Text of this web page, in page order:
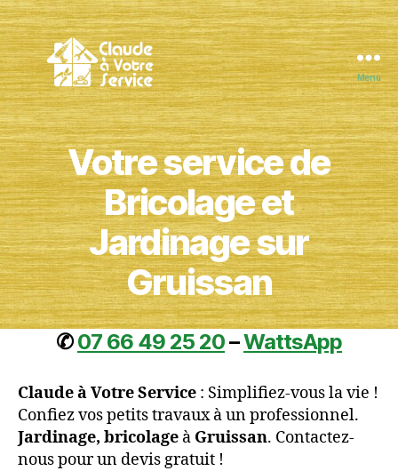
Claude
à
Votre
Service
Menu
Votre service de
Bricolage et
Jardinage sur
Gruissan
✆07 66 49 25 20–WattsApp
Claude à Votre Service : Simplifiez-vous la vie !
Confiez vos petits travaux à un professionnel.
Jardinage, bricolage à Gruissan. Contactez-
nous pour un devis gratuit !